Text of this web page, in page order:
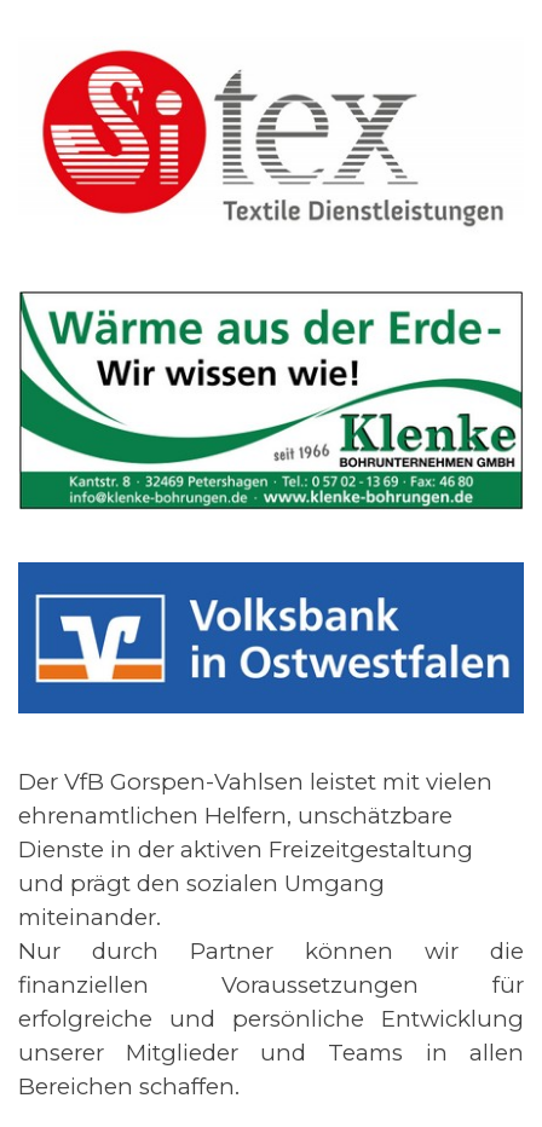
Der VfB Gorspen-Vahlsen leistet mit vielen
ehrenamtlichen Helfern, unschätzbare
Dienste in der aktiven Freizeitgestaltung
und prägt den sozialen Umgang
miteinander.
Nur durch Partner können wir die
finanziellen Voraussetzungen für
erfolgreiche und persönliche Entwicklung
unserer Mitglieder und Teams in allen
Bereichen schaffen.